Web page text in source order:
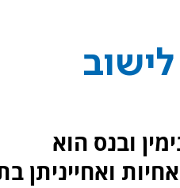
ובנס הוא
ואחייניתן